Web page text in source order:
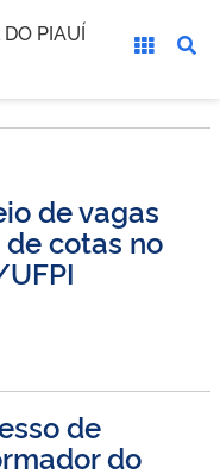
PIAUÍ
de vagas
cotas no
de
do